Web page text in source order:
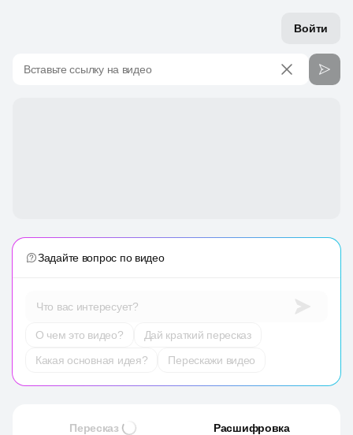
Войти
Вставьте ссылку на видео
Задайте вопрос по видео
Что вас интересует?
О чем это видео?
Дай краткий пересказ
Какая основная идея?
Перескажи видео
Пересказ Расшифровка